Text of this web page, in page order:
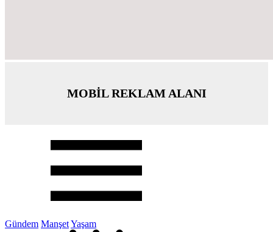
MOBİL REKLAM ALANI
Gündem ManşetYaşam